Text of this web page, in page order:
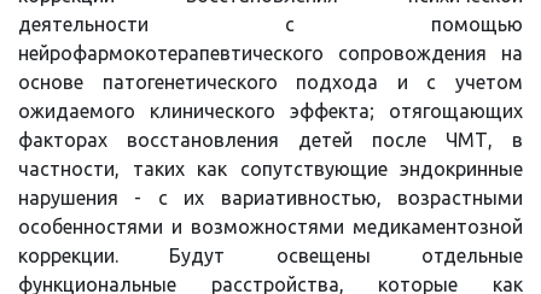
деятельности с помощью
нейрофармокотерапевтического сопровождения на
основе патогенетического подхода и с учетом
ожидаемого клинического эффекта; отягощающих
факторах восстановления детей после ЧМТ, в
частности, таких как сопутствующие эндокринные
нарушения - с их вариативностью, возрастными
особенностями и возможностями медикаментозной
коррекции. Будут освещены отдельные
функциональные расстройства, которые как